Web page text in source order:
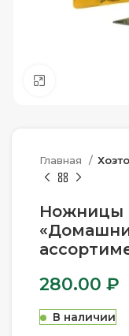
Нажмите,
Главная
Ножницы
280.00 ₽
В наличии